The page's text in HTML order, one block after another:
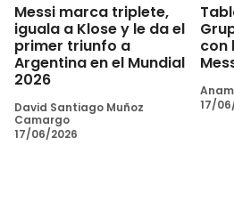
Messi marca triplete,
iguala a Klose y le da el
primer triunfo a
Argentina en el Mundial
2026
David Santiago Muñoz
Camargo
17/06/2026
con
17/